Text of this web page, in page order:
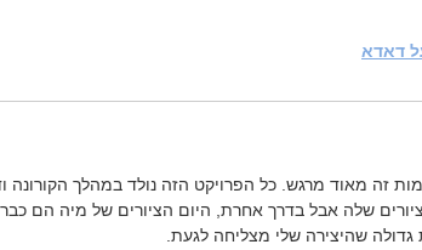
דאדא
זה מאוד מרגש. כל הפרויקט הזה נולד במהלך הקורונה
ציורים שלה אבל בדרך אחרת, היום הציורים של מיה הם
גדולה שהיצירה שלי מצליחה לגעת.